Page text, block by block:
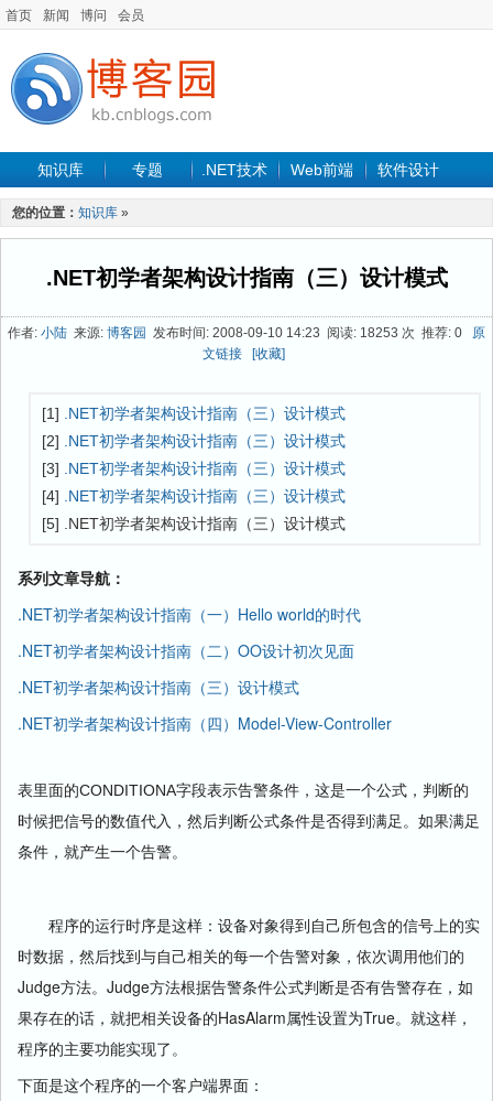
首页 新闻 博问 会员
知识库 专题 .NET技术 Web前端 软件设计
手机开发
最新文章
您的位置： 知识库 »
.NET初学者架构设计指南（三）设计模式
作者: 小陆 来源: 博客园 发布时间: 2008-09-10 14:23 阅读: 18253 次 推荐: 0 原
文链接
[收藏]
[1]
.NET初学者架构设计指南（三）设计模式
[2]
.NET初学者架构设计指南（三）设计模式
[3]
.NET初学者架构设计指南（三）设计模式
[4]
.NET初学者架构设计指南（三）设计模式
[5] .NET初学者架构设计指南（三）设计模式
系列文章导航：
.NET初学者架构设计指南（一）Hello world的时代
.NET初学者架构设计指南（二）OO设计初次见面
.NET初学者架构设计指南（三）设计模式
.NET初学者架构设计指南（四）Model-View-Controller
表里面的CONDITIONA字段表示告警条件，这是一个公式，判断的
时候把信号的数值代入，然后判断公式条件是否得到满足。如果满足
条件，就产生一个告警。
程序的运行时序是这样：设备对象得到自己所包含的信号上的实
时数据，然后找到与自己相关的每一个告警对象，依次调用他们的
Judge方法。Judge方法根据告警条件公式判断是否有告警存在，如
果存在的话，就把相关设备的HasAlarm属性设置为True。就这样，
程序的主要功能实现了。
下面是这个程序的一个客户端界面：